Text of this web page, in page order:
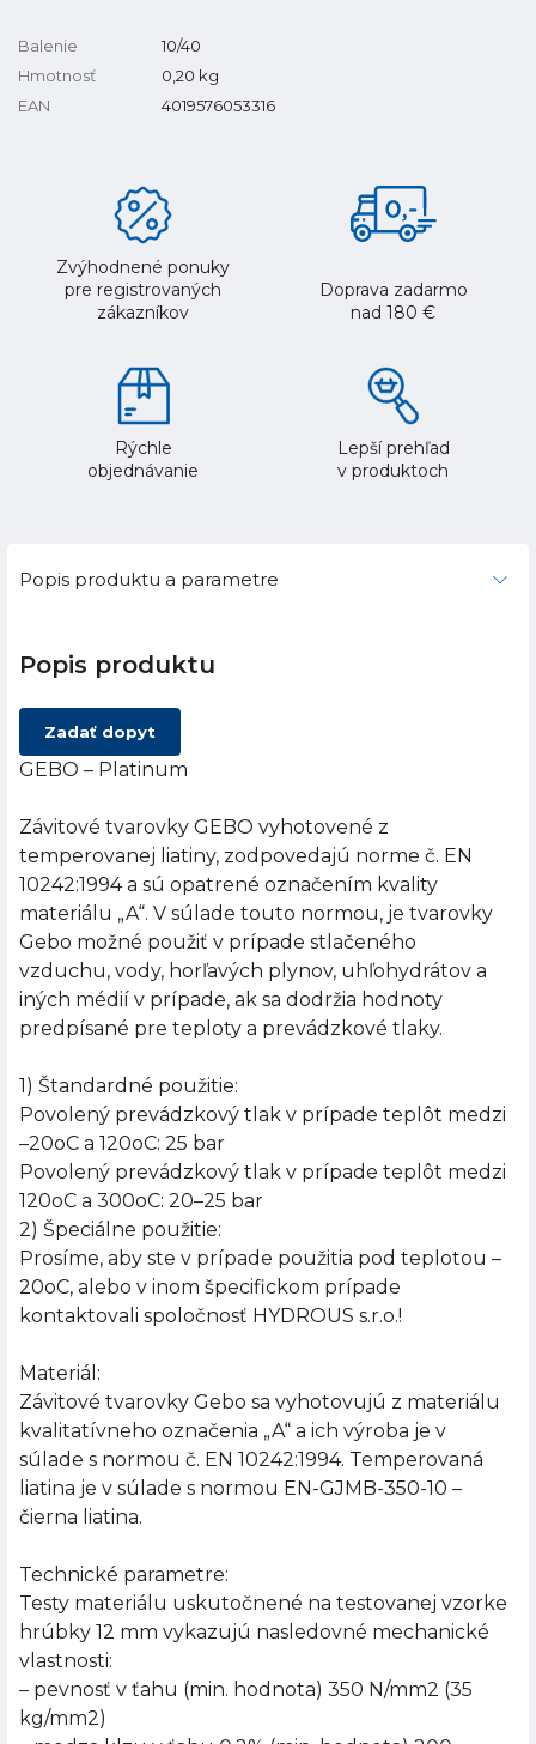
Balenie
10/40
Hmotnosť
0,20 kg
EAN
4019576053316
Zvýhodnené ponuky
pre registrovaných
zákazníkov
Doprava zadarmo
nad 180 €
Rýchle
objednávanie
Lepší prehľad
v produktoch
Popis produktu a parametre
Popis produktu
Zadať dopyt
GEBO – Platinum
Závitové tvarovky GEBO vyhotovené z
temperovanej liatiny, zodpovedajú norme č. EN
10242:1994 a sú opatrené označením kvality
materiálu „A“. V súlade touto normou, je tvarovky
Gebo možné použiť v prípade stlačeného
vzduchu, vody, horľavých plynov, uhľohydrátov a
iných médií v prípade, ak sa dodržia hodnoty
predpísané pre teploty a prevádzkové tlaky.
1) Štandardné použitie:
Povolený prevádzkový tlak v prípade teplôt medzi
–20oC a 120oC: 25 bar
Povolený prevádzkový tlak v prípade teplôt medzi
120oC a 300oC: 20–25 bar
2) Špeciálne použitie:
Prosíme, aby ste v prípade použitia pod teplotou –
20oC, alebo v inom špecifickom prípade
kontaktovali spoločnosť HYDROUS s.r.o.!
Materiál:
Závitové tvarovky Gebo sa vyhotovujú z materiálu
kvalitatívneho označenia „A“ a ich výroba je v
súlade s normou č. EN 10242:1994. Temperovaná
liatina je v súlade s normou EN-GJMB-350-10 –
čierna liatina.
Technické parametre:
Testy materiálu uskutočnené na testovanej vzorke
hrúbky 12 mm vykazujú nasledovné mechanické
vlastnosti:
– pevnosť v ťahu (min. hodnota) 350 N/mm2 (35
kg/mm2)